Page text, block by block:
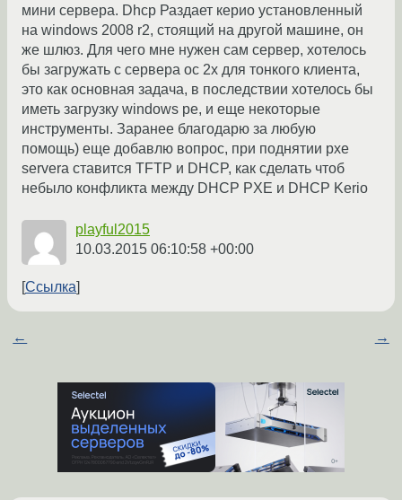
мини сервера. Dhcp Раздает керио установленный
на windows 2008 r2, стоящий на другой машине, он
же шлюз. Для чего мне нужен сам сервер, хотелось
бы загружать с сервера ос 2x для тонкого клиента,
это как основная задача, в последствии хотелось бы
иметь загрузку windows pe, и еще некоторые
инструменты. Заранее благодарю за любую
помощь) еще добавлю вопрос, при поднятии pxe
servera ставится TFTP и DHCP, как сделать чтоб
небыло конфликта между DHCP PXE и DHCP Kerio
playful2015
10.03.2015 06:10:58 +00:00
Ссылка
← →